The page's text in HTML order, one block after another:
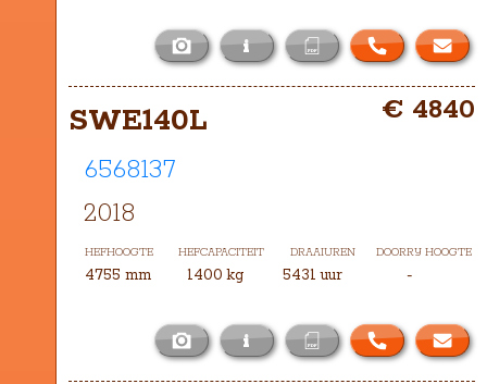
i
Het masttype bij deze SWE140L is
TXH-4105
SWE140L
6568137
2018
HEFHOOGTE HEFCAPACITEIT DRAAIUREN DOORRIJ HOOGTE
4755 mm 1400 kg 5431 uur -
i
€ 4840